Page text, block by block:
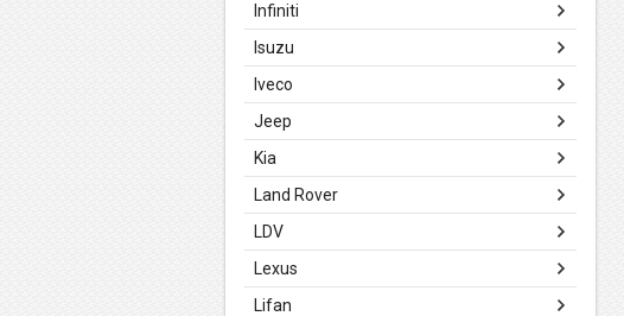
Infiniti
Isuzu
Iveco
Jeep
Kia
Land Rover
LDV
Lexus
Lifan